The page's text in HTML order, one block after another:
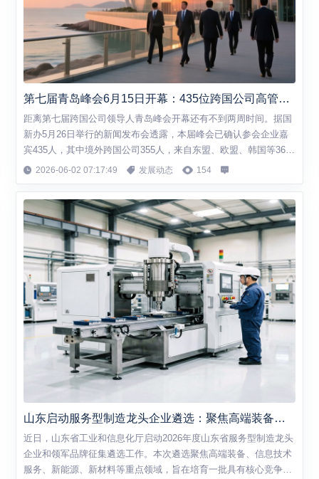
第七届青岛峰会6月15日开幕：435位跨国公司高管确认参会
距离第七届跨国公司领导人青岛峰会开幕还有不到两周时间。据国
新办5月26日举行的新闻发布会透露，本届峰会已确认参会企业嘉
宾435人，其中境外跨国公司355人，来自东盟、欧盟、韩国等36个
国家和地区，境内企业80人，主要为世界500强和行业领军企业领
导人。 从"全面覆盖"到"精准赋能" 由商务部和山东省人民政府共同
主办的本届峰会，定于6月15日至17日在青岛举行，主题为"携手十
五五 向新向...
2026-06-02 07:17:49 发展动态 154
山东启动服务型制造龙头企业遴选：聚焦高端装备新能源等领域
近日，山东省工业和信息化厅启动2026年度山东省服务型制造龙头
企业和领军品牌征集遴选工作。本次遴选聚焦高端装备、信息技术
服务、新能源、新材料等重点领域，旨在培育一批具有核心竞争力